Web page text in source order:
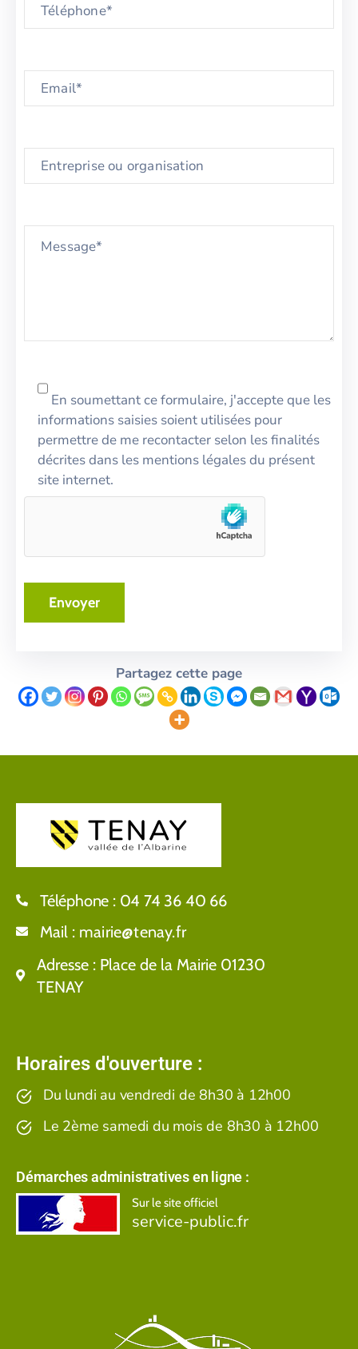
En soumettant ce formulaire, j'accepte que les
informations saisies soient utilisées pour
permettre de me recontacter selon les finalités
décrites dans les mentions légales du présent
site internet.
Partagez cette page
Téléphone : 04 74 36 40 66
Mail : mairie@tenay.fr
Adresse : Place de la Mairie 01230
TENAY
Horaires d'ouverture :
Du lundi au vendredi de 8h30 à 12h00
Le 2ème samedi du mois de 8h30 à 12h00
Démarches administratives en ligne :
Sur le site officiel
service-public.fr